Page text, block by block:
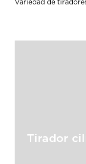
Variedad de
Tirador